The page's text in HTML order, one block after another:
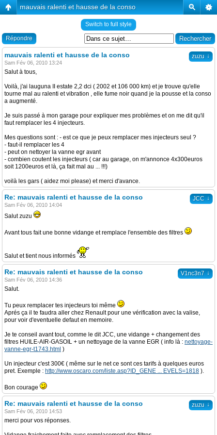
mauvais ralenti et hausse de la conso
Switch to full style
Répondre
zuzu ↓
mauvais ralenti et hausse de la conso
Sam Fév 06, 2010 13:24
Salut à tous,
Voilà, j'ai lauguna II estate 2,2 dci ( 2002 et 106 000 km) et je trouve qu'elle
tourne mal au ralenti et vibration , elle fume noir quand je la pousse et la conso
a augmenté.
Je suis passé à mon garage pour expliquer mes problèmes et on me dit qu'il
faut remplacer les 4 injecteurs.
Mes questions sont : - est ce que je peux remplacer mes injecteurs seul ?
- faut-il remplacer les 4
- peut on nettoyer la vanne egr avant
- combien coutent les injecteurs ( car au garage, on m'annonce 4x300euros
soit 1200euros et là, ça fait mal au ... !!!)
voilà les gars ( aidez moi please) et merci d'avance.
JCC ↓
Re: mauvais ralenti et hausse de la conso
Sam Fév 06, 2010 14:04
Salut zuzu
Avant tous fait une bonne vidange et remplace l'ensemble des filtres
Salut et tient nous informés
V1nc3n7 ↓
Re: mauvais ralenti et hausse de la conso
Sam Fév 06, 2010 14:36
Salut.
Tu peux remplacer tes injecteurs toi même
Aprés ça il te faudra aller chez Renault pour une vérification avec la valise,
pour voir d'eventuelle defaut en memoire.
Je te conseil avant tout, comme le dit JCC, une vidange + changement des
filtres HUILE-AIR-GASOIL + un nettoyage de la vanne EGR ( info là : nettoyage-
vanne-egr-t1743.html )
Un injecteur c'est 300€ ( même sur le net ce sont ces tarifs à quelques euros
pret. Exemple : http://www.oscaro.com/liste.asp?ID_GENE ... EVELS=1818 ).
Bon courage
zuzu ↓
Re: mauvais ralenti et hausse de la conso
Sam Fév 06, 2010 14:53
merci pour vos réponses.